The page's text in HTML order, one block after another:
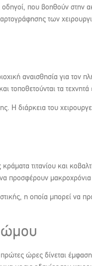
οδηγοί, που βοηθούν στην
των
αναισθησία για τον
τοποθετούνται τα τεχνητά
Η διάρκεια του
τιτανίου και
προσφέρουν μακροχρόνια
η οποία μπορεί να
ώμου
ώρες δίνεται